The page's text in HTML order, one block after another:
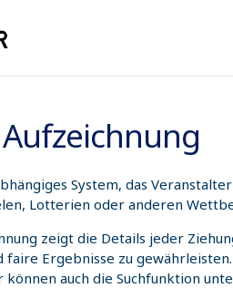
System, das
Lotterien oder anderen
zeigt die Details jeder
Ergebnisse zu
auch die Suchfunktion